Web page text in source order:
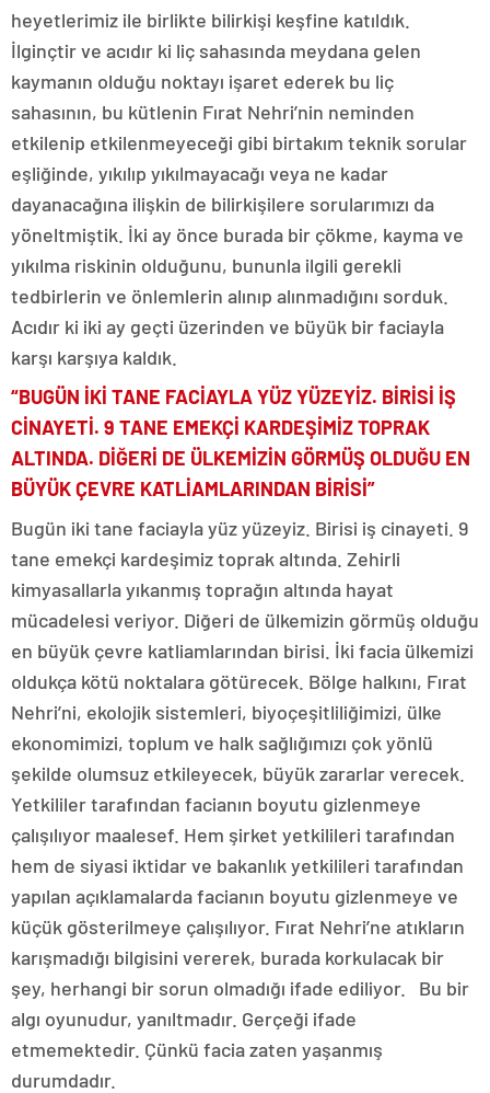
heyetlerimiz ile birlikte bilirkişi keşfine katıldık.
İlginçtir ve acıdır ki liç sahasında meydana gelen
kaymanın olduğu noktayı işaret ederek bu liç
sahasının, bu kütlenin Fırat Nehri’nin neminden
etkilenip etkilenmeyeceği gibi birtakım teknik sorular
eşliğinde, yıkılıp yıkılmayacağı veya ne kadar
dayanacağına ilişkin de bilirkişilere sorularımızı da
yöneltmiştik. İki ay önce burada bir çökme, kayma ve
yıkılma riskinin olduğunu, bununla ilgili gerekli
tedbirlerin ve önlemlerin alınıp alınmadığını sorduk.
Acıdır ki iki ay geçti üzerinden ve büyük bir faciayla
karşı karşıya kaldık.
“BUGÜN İKİ TANE FACİAYLA YÜZ YÜZEYİZ. BİRİSİ İŞ
CİNAYETİ. 9 TANE EMEKÇİ KARDEŞİMİZ TOPRAK
ALTINDA. DİĞERİ DE ÜLKEMİZİN GÖRMÜŞ OLDUĞU EN
BÜYÜK ÇEVRE KATLİAMLARINDAN BİRİSİ”
Bugün iki tane faciayla yüz yüzeyiz. Birisi iş cinayeti. 9
tane emekçi kardeşimiz toprak altında. Zehirli
kimyasallarla yıkanmış toprağın altında hayat
mücadelesi veriyor. Diğeri de ülkemizin görmüş olduğu
en büyük çevre katliamlarından birisi. İki facia ülkemizi
oldukça kötü noktalara götürecek. Bölge halkını, Fırat
Nehri’ni, ekolojik sistemleri, biyoçeşitliliğimizi, ülke
ekonomimizi, toplum ve halk sağlığımızı çok yönlü
şekilde olumsuz etkileyecek, büyük zararlar verecek.
Yetkililer tarafından facianın boyutu gizlenmeye
çalışılıyor maalesef. Hem şirket yetkilileri tarafından
hem de siyasi iktidar ve bakanlık yetkilileri tarafından
yapılan açıklamalarda facianın boyutu gizlenmeye ve
küçük gösterilmeye çalışılıyor. Fırat Nehri’ne atıkların
karışmadığı bilgisini vererek, burada korkulacak bir
şey, herhangi bir sorun olmadığı ifade ediliyor. Bu bir
algı oyunudur, yanıltmadır. Gerçeği ifade
etmemektedir. Çünkü facia zaten yaşanmış
durumdadır.